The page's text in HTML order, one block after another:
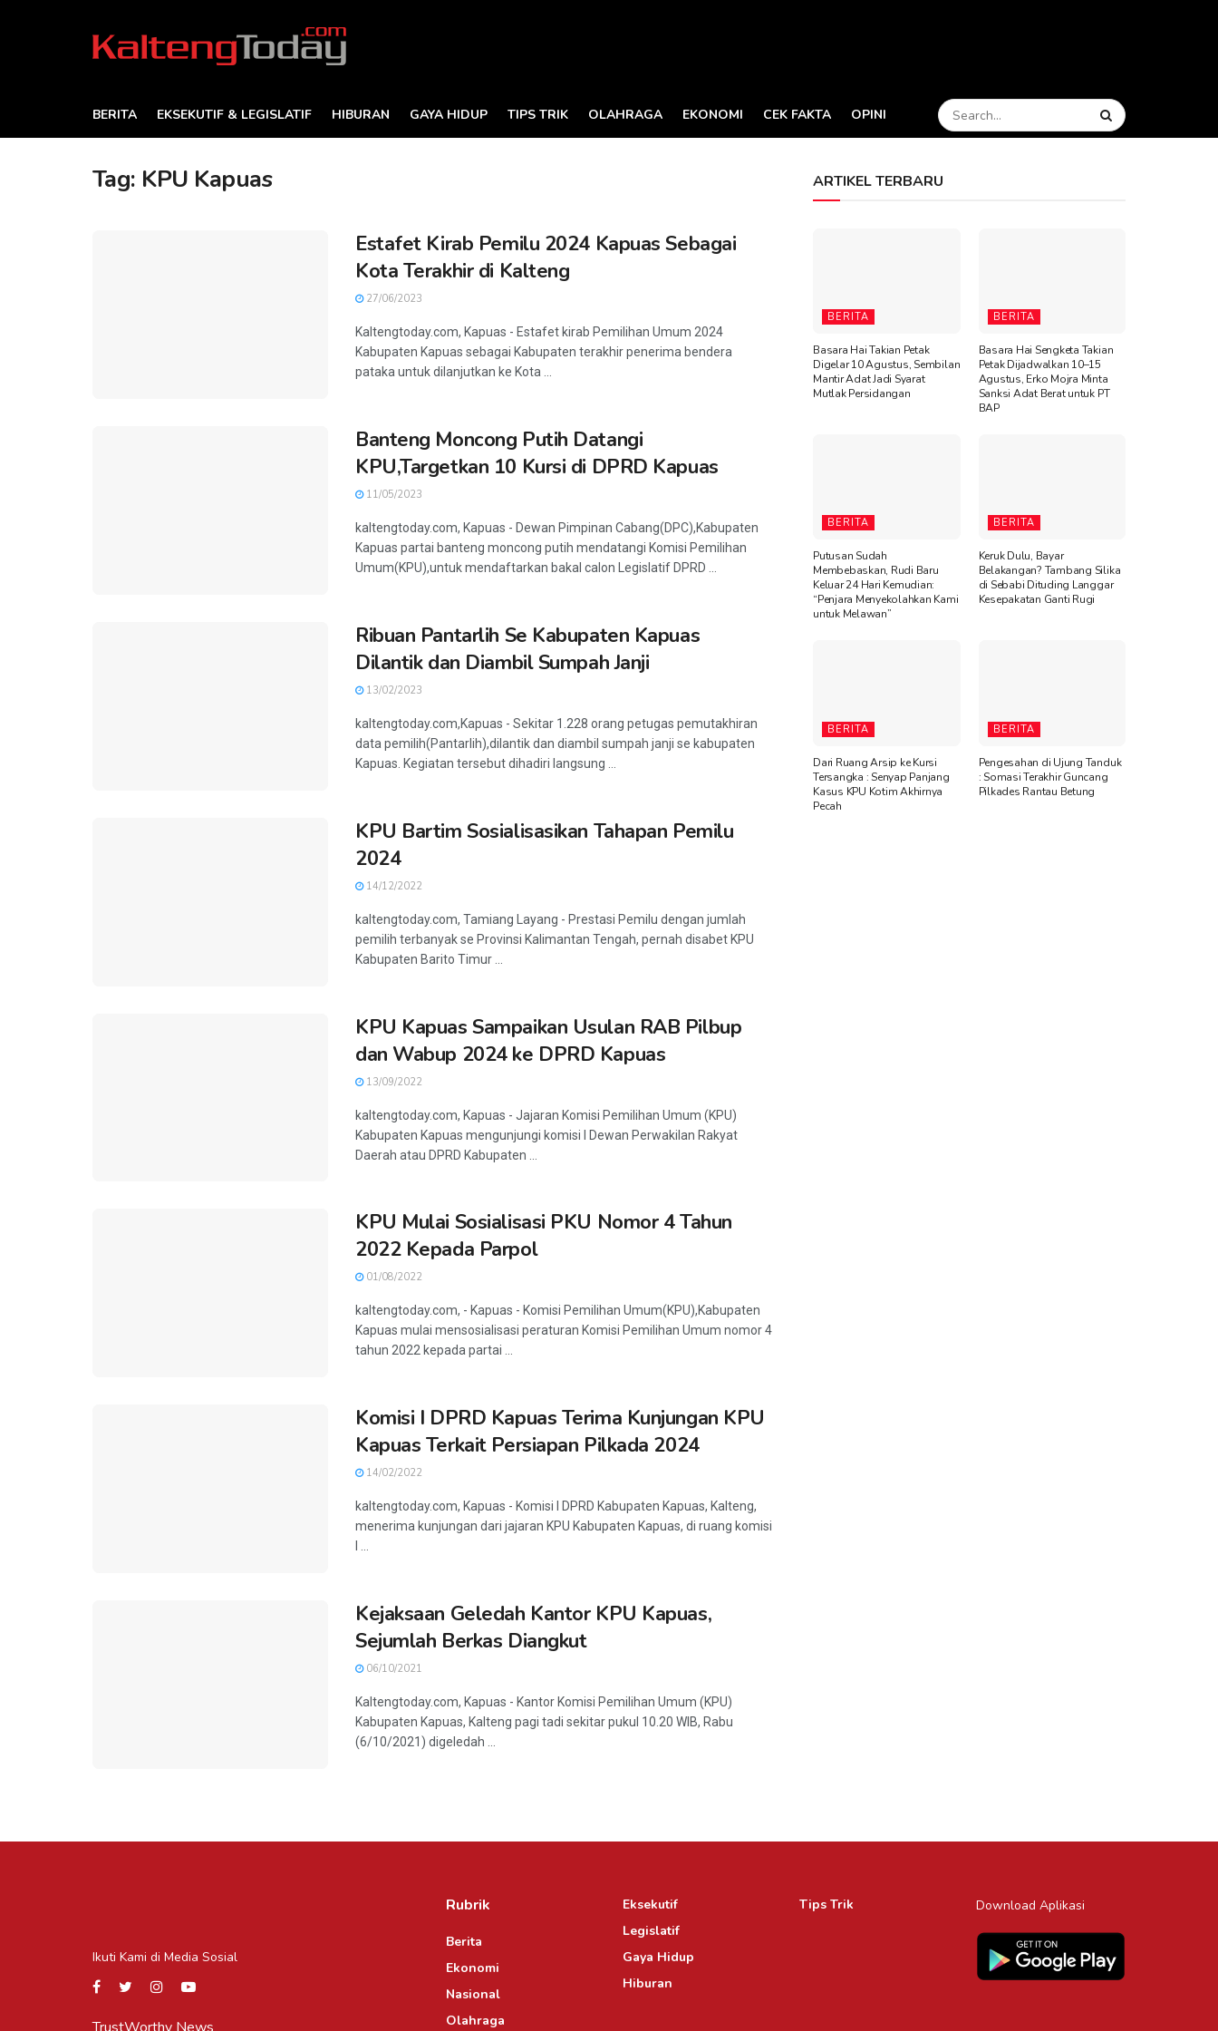
BERITA EKSEKUTIF & LEGISLATIF HIBURAN GAYA HIDUP TIPS TRIK OLAHRAGA EKONOMI CEK FAKTA OPINI
Tag: KPU Kapuas
Estafet Kirab Pemilu 2024 Kapuas Sebagai
Kota Terakhir di Kalteng
27/06/2023
Kaltengtoday.com, Kapuas - Estafet kirab Pemilihan Umum 2024
Kabupaten Kapuas sebagai Kabupaten terakhir penerima bendera
pataka untuk dilanjutkan ke Kota ...
Banteng Moncong Putih Datangi
KPU,Targetkan 10 Kursi di DPRD Kapuas
11/05/2023
kaltengtoday.com, Kapuas - Dewan Pimpinan Cabang(DPC),Kabupaten
Kapuas partai banteng moncong putih mendatangi Komisi Pemilihan
Umum(KPU),untuk mendaftarkan bakal calon Legislatif DPRD ...
Ribuan Pantarlih Se Kabupaten Kapuas
Dilantik dan Diambil Sumpah Janji
13/02/2023
kaltengtoday.com,Kapuas - Sekitar 1.228 orang petugas pemutakhiran
data pemilih(Pantarlih),dilantik dan diambil sumpah janji se kabupaten
Kapuas. Kegiatan tersebut dihadiri langsung ...
KPU Bartim Sosialisasikan Tahapan Pemilu
2024
14/12/2022
kaltengtoday.com, Tamiang Layang - Prestasi Pemilu dengan jumlah
pemilih terbanyak se Provinsi Kalimantan Tengah, pernah disabet KPU
Kabupaten Barito Timur ...
KPU Kapuas Sampaikan Usulan RAB Pilbup
dan Wabup 2024 ke DPRD Kapuas
13/09/2022
kaltengtoday.com, Kapuas - Jajaran Komisi Pemilihan Umum (KPU)
Kabupaten Kapuas mengunjungi komisi I Dewan Perwakilan Rakyat
Daerah atau DPRD Kabupaten ...
KPU Mulai Sosialisasi PKU Nomor 4 Tahun
2022 Kepada Parpol
01/08/2022
kaltengtoday.com, - Kapuas - Komisi Pemilihan Umum(KPU),Kabupaten
Kapuas mulai mensosialisasi peraturan Komisi Pemilihan Umum nomor 4
tahun 2022 kepada partai ...
Komisi I DPRD Kapuas Terima Kunjungan KPU
Kapuas Terkait Persiapan Pilkada 2024
14/02/2022
kaltengtoday.com, Kapuas - Komisi I DPRD Kabupaten Kapuas, Kalteng,
menerima kunjungan dari jajaran KPU Kabupaten Kapuas, di ruang komisi
I ...
Kejaksaan Geledah Kantor KPU Kapuas,
Sejumlah Berkas Diangkut
06/10/2021
Kaltengtoday.com, Kapuas - Kantor Komisi Pemilihan Umum (KPU)
Kabupaten Kapuas, Kalteng pagi tadi sekitar pukul 10.20 WIB, Rabu
(6/10/2021) digeledah ...
ARTIKEL TERBARU
BERITA
Basara Hai Takian Petak
Digelar 10 Agustus, Sembilan
Mantir Adat Jadi Syarat
Mutlak Persidangan
BERITA
Basara Hai Sengketa Takian
Petak Dijadwalkan 10–15
Agustus, Erko Mojra Minta
Sanksi Adat Berat untuk PT
BAP
BERITA
Putusan Sudah
Membebaskan, Rudi Baru
Keluar 24 Hari Kemudian:
“Penjara Menyekolahkan Kami
untuk Melawan”
BERITA
Keruk Dulu, Bayar
Belakangan? Tambang Silika
di Sebabi Dituding Langgar
Kesepakatan Ganti Rugi
BERITA
Dari Ruang Arsip ke Kursi
Tersangka : Senyap Panjang
Kasus KPU Kotim Akhirnya
Pecah
BERITA
Pengesahan di Ujung Tanduk
: Somasi Terakhir Guncang
Pilkades Rantau Betung
Ikuti Kami di Media Sosial
Rubrik
Berita
Ekonomi
Nasional
Olahraga
Eksekutif
Legislatif
Gaya Hidup
Hiburan
Tips Trik Download Aplikasi